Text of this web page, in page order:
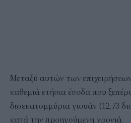
Μεταξύ αυτών των επιχειρήσεων,
καθεμιά ετήσια έσοδα που
δισεκατομμύρια γιουάν (12,73
κατά την προηγούμενη χρονιά.